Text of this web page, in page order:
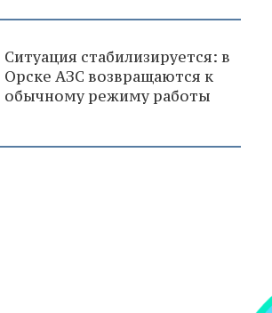
Ситуация стабилизируется: в
Орске АЗС возвращаются к
обычному режиму работы